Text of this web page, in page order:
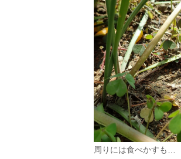
周りには食べかすも…